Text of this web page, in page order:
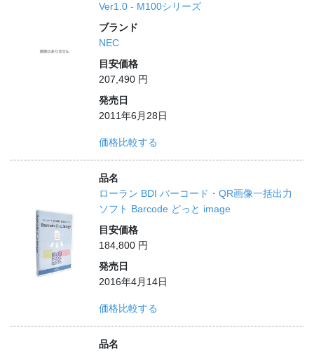
Ver1.0 - M100シリーズ
ブランド
NEC
目安価格
207,490 円
発売日
2011年6月28日
価格比較する
品名
ローラン BDI バーコード・QR画像一括出力
ソフト Barcode どっと image
目安価格
184,800 円
発売日
2016年4月14日
価格比較する
品名